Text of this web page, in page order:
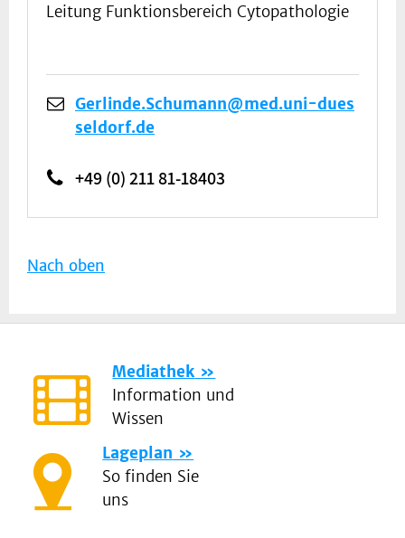
Leitung Funktionsbereich Cytopathologie
Gerlinde.Schumann@med.uni-dues
seldorf.de
+49 (0) 211 81-18403
Nach oben
Mediathek
Information und
Wissen
Lageplan
So finden Sie
uns